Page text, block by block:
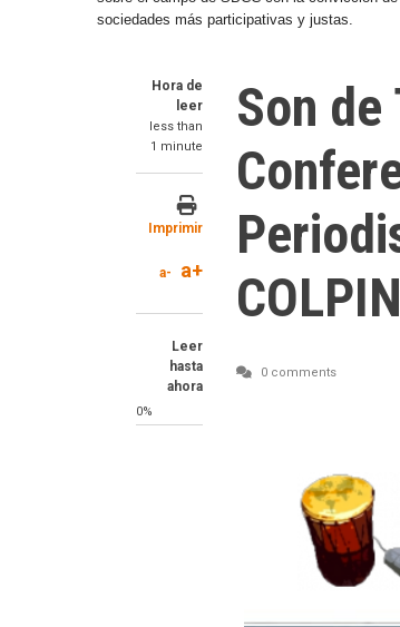
sociedades más participativas y justas.
Hora de
leer
less than
1 minute
Imprimir
a- a+
Leer
hasta
ahora
0%
Son de
0 comments